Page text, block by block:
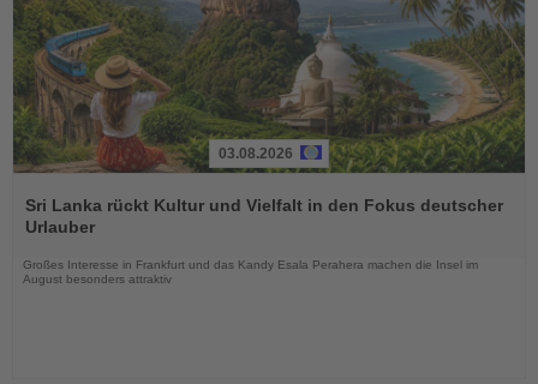
Sie
die
03.08.2026
Sri Lanka rückt Kultur und Vielfalt in den Fokus deutscher
Urlauber
Großes Interesse in Frankfurt und das Kandy Esala Perahera machen die Insel im
August besonders attraktiv